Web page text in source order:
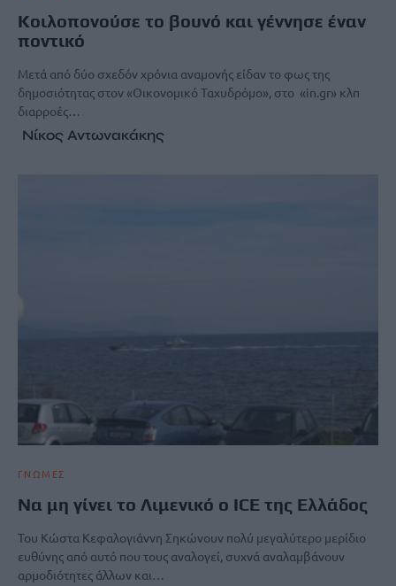
Κοιλοπονούσε το βουνό και γέννησε έναν
ποντικό
Μετά από δύο σχεδόν χρόνια αναμονής είδαν το φως της
δημοσιότητας στον «Οικονομικό Ταχυδρόμο», στο «in.gr» κλπ
διαρροές…
Νίκος Αντωνακάκης
ΓΝΩΜΕΣ
Να μη γίνει το Λιμενικό ο ICE της Ελλάδος
Του Κώστα Κεφαλογιάννη Σηκώνουν πολύ μεγαλύτερο μερίδιο
ευθύνης από αυτό που τους αναλογεί, συχνά αναλαμβάνουν
αρμοδιότητες άλλων και…